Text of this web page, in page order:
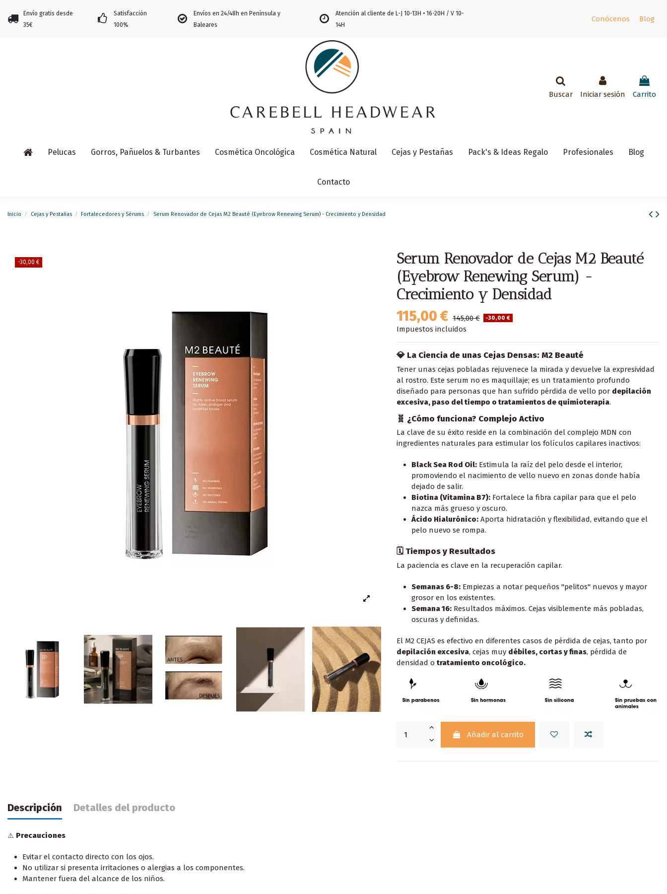
Envío gratis desde
35€
Satisfacción
100%
Envíos en 24/48h en Península y
Baleares
Atención al cliente de L-J 10-13H • 16-20H / V 10-
14H
Conócenos Blog
Buscar Iniciar sesión Carrito
Pelucas Gorros, Pañuelos & Turbantes Cosmética Oncológica Cosmética Natural Cejas y Pestañas Pack's & Ideas Regalo Profesionales Blog
Contacto
Inicio Cejas y Pestañas Fortalecedores y Sérums Serum Renovador de Cejas M2 Beauté (Eyebrow Renewing Serum) - Crecimiento y Densidad
-30,00 €
Serum Renovador de Cejas M2 Beauté
(Eyebrow Renewing Serum) -
Crecimiento y Densidad
115,00 € 145,00 € -30,00 €
Impuestos incluidos
💎 La Ciencia de unas Cejas Densas: M2 Beauté
Tener unas cejas pobladas rejuvenece la mirada y devuelve la expresividad
al rostro. Este serum no es maquillaje; es un tratamiento profundo
diseñado para personas que han sufrido pérdida de vello por depilación
excesiva, paso del tiempo o tratamientos de quimioterapia.
🧬 ¿Cómo funciona? Complejo Activo
La clave de su éxito reside en la combinación del complejo MDN con
ingredientes naturales para estimular los folículos capilares inactivos:
Black Sea Rod Oil:Estimula la raíz del pelo desde el interior,
promoviendo el nacimiento de vello nuevo en zonas donde había
dejado de salir.
Biotina (Vitamina B7):Fortalece la fibra capilar para que el pelo
nazca más grueso y oscuro.
Ácido Hialurónico:Aporta hidratación y flexibilidad, evitando que el
pelo nuevo se rompa.
🗓️ Tiempos y Resultados
La paciencia es clave en la recuperación capilar.
Semanas 6-8:Empiezas a notar pequeños "pelitos" nuevos y mayor
grosor en los existentes.
Semana 16:Resultados máximos. Cejas visiblemente más pobladas,
oscuras y definidas.
El M2 CEJAS es efectivo en diferentes casos de pérdida de cejas, tanto por
depilación excesiva, cejas muy débiles, cortas y finas, pérdida de
densidad o tratamiento oncológico.
Añadir al carrito
Descripción Detalles del producto
⚠️ Precauciones
Evitar el contacto directo con los ojos.
No utilizar si presenta irritaciones o alergias a los componentes.
Mantener fuera del alcance de los niños.